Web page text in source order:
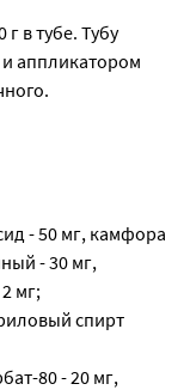
в тубе. Тубу
аппликатором
- 50 мг, камфора
- 30 мг,
мг;
спирт
80 - 20 мг,